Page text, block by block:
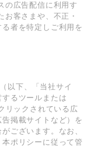
の広告配信に利⽤す
客さまや、不正・
者を特定しご利⽤を
以下、「当社サイ
るツールまたは
リックされている広
掲載サイトなど）を
ございます。なお、
ポリシーに従って管